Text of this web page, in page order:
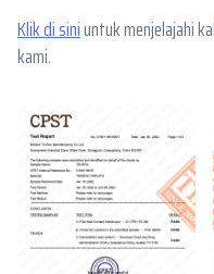
Klik di siniuntuk menjelajahi
kami.